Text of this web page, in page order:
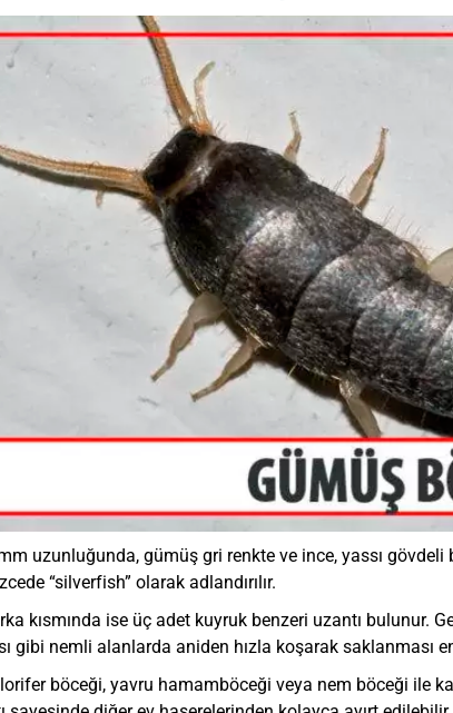
uzunluğunda, gümüş gri renkte ve ince, yassı gövdeli
“silverfish” olarak adlandırılır.
kısmında ise üç adet kuyruk benzeri uzantı
gibi nemli alanlarda aniden hızla koşarak saklanması
böceği, yavru hamamböceği veya nem böceği ile